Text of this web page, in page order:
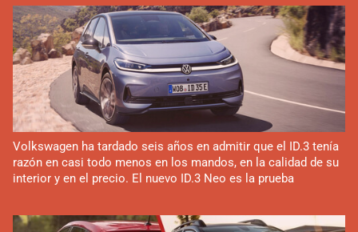
Volkswagen ha tardado seis años en admitir que el ID.3 tenía
razón en casi todo menos en los mandos, en la calidad de su
interior y en el precio. El nuevo ID.3 Neo es la prueba